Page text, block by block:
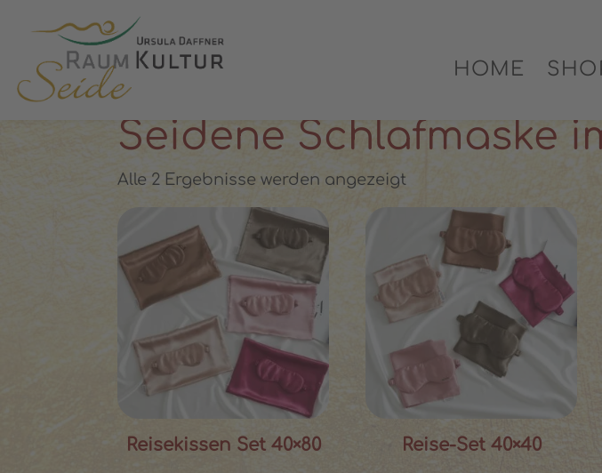
HOME
✓ 100 % Maulbeerseide
STARTSEITE
Seidene Schlafmaske
Alle 2 Ergebnisse werden angezeigt
Reisekissen Set 40×80 Reise-Set 40×40